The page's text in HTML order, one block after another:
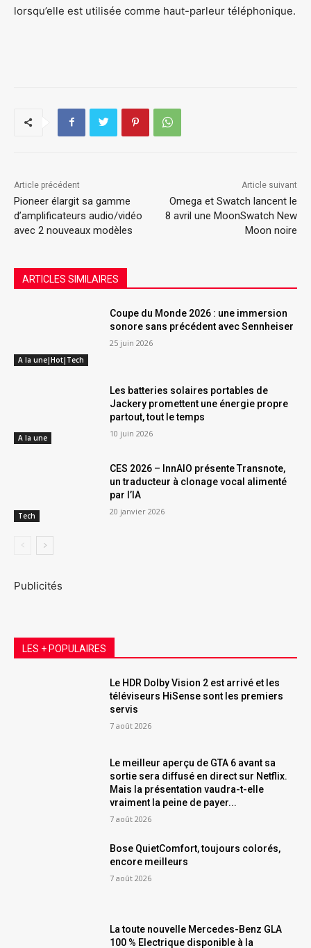
lorsqu’elle est utilisée comme haut-parleur téléphonique.
Article précédent
Pioneer élargit sa gamme
d’amplificateurs audio/vidéo
avec 2 nouveaux modèles
Article suivant
Omega et Swatch lancent le
8 avril une MoonSwatch New
Moon noire
ARTICLES SIMILAIRES
A la une|Hot|Tech
Coupe du Monde 2026 : une immersion
sonore sans précédent avec Sennheiser
25 juin 2026
A la une
Les batteries solaires portables de
Jackery promettent une énergie propre
partout, tout le temps
10 juin 2026
Tech
CES 2026 – InnAIO présente Transnote,
un traducteur à clonage vocal alimenté
par l’IA
20 janvier 2026
Publicités
LES + POPULAIRES
Le HDR Dolby Vision 2 est arrivé et les
téléviseurs HiSense sont les premiers
servis
7 août 2026
Le meilleur aperçu de GTA 6 avant sa
sortie sera diffusé en direct sur Netflix.
Mais la présentation vaudra-t-elle
vraiment la peine de payer...
7 août 2026
Bose QuietComfort, toujours colorés,
encore meilleurs
7 août 2026
La toute nouvelle Mercedes-Benz GLA
100 % Electrique disponible à la